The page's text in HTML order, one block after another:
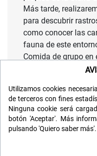
Más tarde,
para descubrir
como conocer las
fauna de este
Comida de grupo en
Gran Fiesta Noche
blanco.
Al ser la última
despedida del
informal. Vamos a
Utilizamos cookies
de terceros con fines
Ninguna cookie será
botón 'Aceptar'. Más
pulsando 'Quiero saber más'.